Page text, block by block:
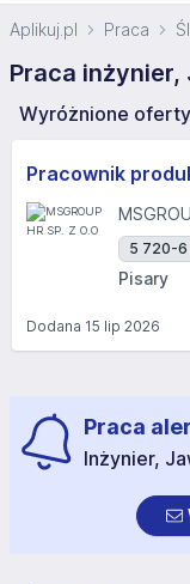
Aplikuj.pl Praca
Praca inżynier,
Wyróżnione
5 720-6
Pisary
Dodana 15 lip 2026
Praca
Inżynier,